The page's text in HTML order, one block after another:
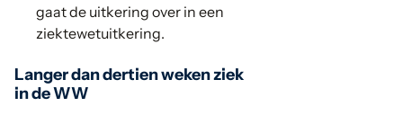
gaat de uitkering over in een
ziektewetuitkering.
Langer dan dertien weken ziek
in de WW